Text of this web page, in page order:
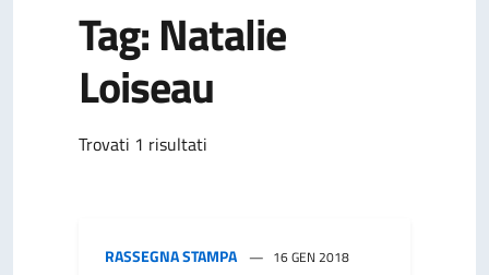
Tag: Natalie
Loiseau
Trovati 1 risultati
RASSEGNA STAMPA 16 GEN 2018